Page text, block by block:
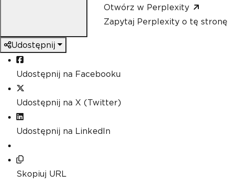
Otwórz w Perplexity
Zapytaj Perplexity o tę stronę
Udostępnij
Udostępnij na Facebooku
Udostępnij na X (Twitter)
Udostępnij na LinkedIn
Skopiuj URL